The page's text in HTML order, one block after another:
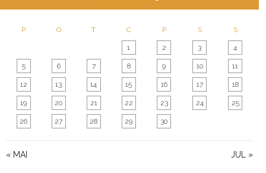
P O T C P S S
« MAI JUL »
1 2 3 4
5 6 7 8 9 10 11
12 13 14 15 16 17 18
19 20 21 22 23 24 25
26 27 28 29 30